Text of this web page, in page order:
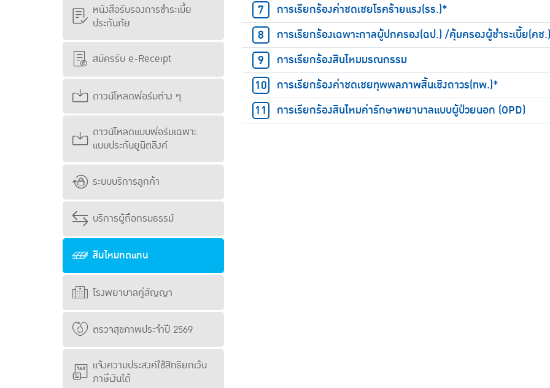
หนังสือรับรองการชำระเบี้ย
ประกันภัย
สมัครรับ e-Receipt
ดาวน์โหลดฟอร์มต่าง ๆ
ดาวน์โหลดแบบฟอร์มเฉพาะ
แบบประกันยูนิตลิงค์
ระบบบริการลูกค้า
บริการผู้ถือกรมธรรม์
สินไหมทดแทน
โรงพยาบาลคู่สัญญา
ตรวจสุขภาพประจำปี 2569
แจ้งความประสงค์ใช้สิทธิยกเว้น
ภาษีเงินได้
การเรียกร้องค่าชดเชยโรคร้ายแรง(รร.)*
การเรียกร้องเฉพาะกาลผู้ปกครอง(ฉป.) /คุ้มครองผู้ชำระเบี้ย(คช
การเรียกร้องสินไหมมรณกรรม
การเรียกร้องค่าชดเชยทุพพลภาพสิ้นเชิงถาวร(ทพ.)*
การเรียกร้องสินไหมค่ารักษาพยาบาลแบบผู้ป่วยนอก (OPD)